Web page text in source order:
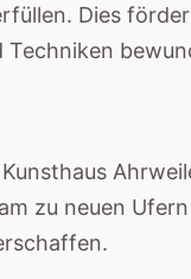
Dies
zu neuen